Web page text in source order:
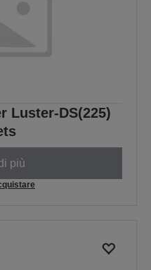
Luster-DS(225)
più